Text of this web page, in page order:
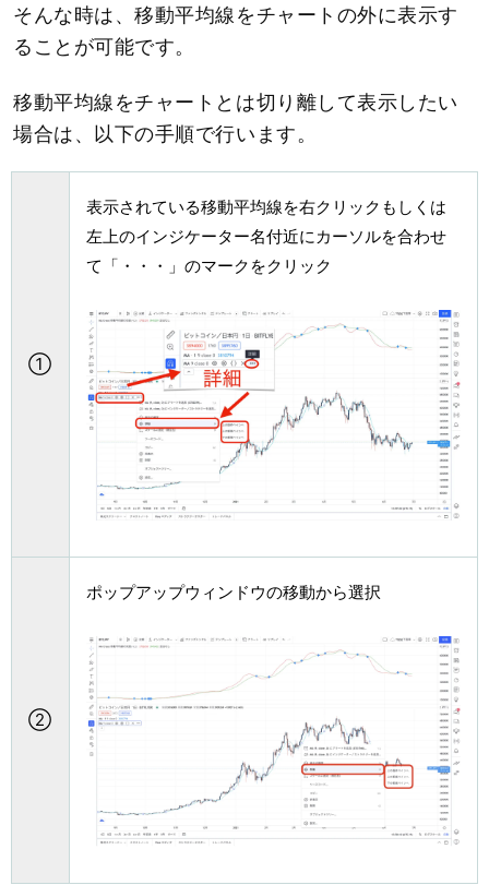
そんな時は、移動平均線をチャートの外に表示す
ることが可能です。
移動平均線をチャートとは切り離して表示したい
場合は、以下の手順で行います。
①
表示されている移動平均線を右クリックもしくは
左上のインジケーター名付近にカーソルを合わせ
て「・・・」のマークをクリック
②
ポップアップウィンドウの移動から選択